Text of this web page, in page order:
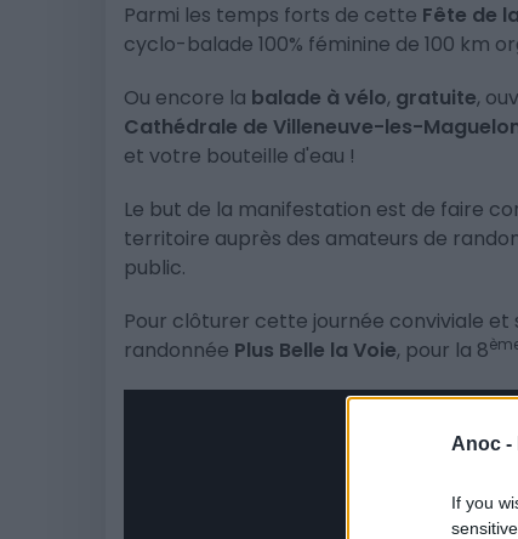
Anoc -
If you
Parmi les temps forts de cette Fête de
cyclo-balade 100% féminine de 100 km
Ou encore la balade à vélo, gratuite,
Cathédrale de Villeneuve-les-
et votre bouteille d'eau !
Le but de la manifestation est de faire
territoire auprès des amateurs de
public.
Pour clôturer cette journée conviviale
randonnée Plus Belle la Voie, pour la 8